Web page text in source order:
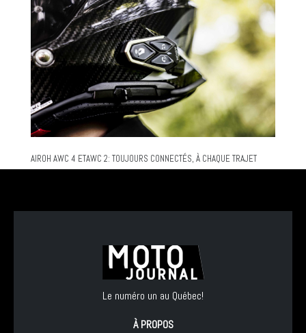
AIROH AWC 4 ETAWC 2: TOUJOURS CONNECTÉS, À CHAQUE TRAJET
Le numéro un au Québec!
À PROPOS